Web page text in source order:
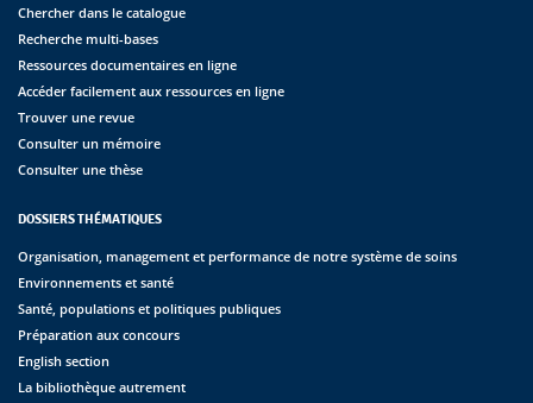
Chercher dans le catalogue
Recherche multi-bases
Ressources documentaires en ligne
Accéder facilement aux ressources en ligne
Trouver une revue
Consulter un mémoire
Consulter une thèse
DOSSIERS THÉMATIQUES
Organisation, management et performance de notre système de soins
Environnements et santé
Santé, populations et politiques publiques
Préparation aux concours
English section
La bibliothèque autrement